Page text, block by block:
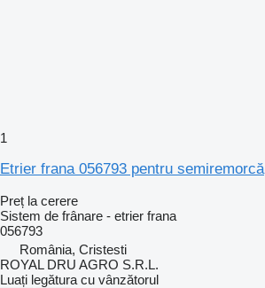
1
Etrier frana 056793 pentru semiremorcă
Preț la cerere
Sistem de frânare - etrier frana
056793
România, Cristesti
ROYAL DRU AGRO S.R.L.
Luați legătura cu vânzătorul